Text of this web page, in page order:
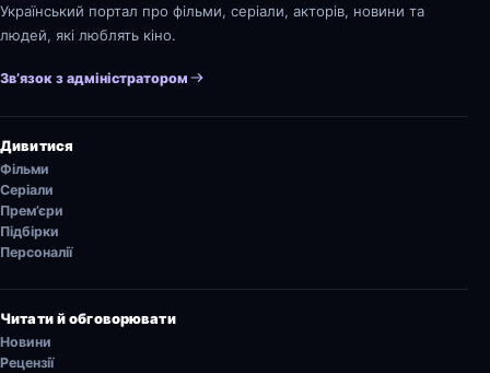
Український портал про фільми, серіали, акторів, новини та
людей, які люблять кіно.
Зв’язок з адміністратором
Дивитися
Фільми
Серіали
Прем’єри
Підбірки
Персоналії
Читати й обговорювати
Новини
Рецензії